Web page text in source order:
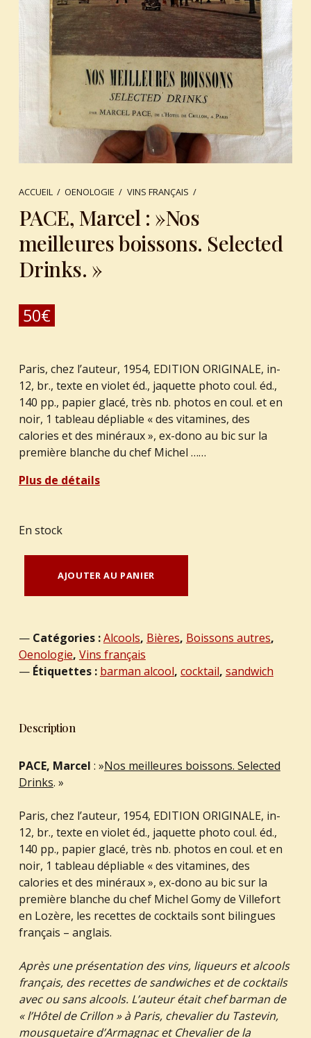
ACCUEIL / OENOLOGIE / VINS FRANÇAIS /
PACE, Marcel : »Nos
meilleures boissons. Selected
Drinks. »
50€
Paris, chez l’auteur, 1954, EDITION ORIGINALE, in-
12, br., texte en violet éd., jaquette photo coul. éd.,
140 pp., papier glacé, très nb. photos en coul. et en
noir, 1 tableau dépliable « des vitamines, des
calories et des minéraux », ex-dono au bic sur la
première blanche du chef Michel ……
Plus de détails
En stock
quantité de PACE, Marcel :"Nos meilleures boissons. Selected Drinks."
AJOUTER AU PANIER
Catégories :Alcools, Bières, Boissons autres,
Oenologie, Vins français
Étiquettes : barman alcool, cocktail, sandwich
Description
PACE, Marcel : »Nos meilleures boissons. Selected
Drinks. »
Paris, chez l’auteur, 1954, EDITION ORIGINALE, in-
12, br., texte en violet éd., jaquette photo coul. éd.,
140 pp., papier glacé, très nb. photos en coul. et en
noir, 1 tableau dépliable « des vitamines, des
calories et des minéraux », ex-dono au bic sur la
première blanche du chef Michel Gomy de Villefort
en Lozère, les recettes de cocktails sont bilingues
français – anglais.
Après une présentation des vins, liqueurs et alcools
français, des recettes de sandwiches et de cocktails
avec ou sans alcools. L’auteur était chef barman de
« l’Hôtel de Crillon » à Paris, chevalier du Tastevin,
mousquetaire d’Armagnac et Chevalier de la